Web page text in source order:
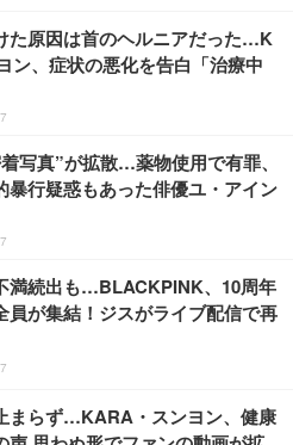
た原因は首のヘルニアだった…K
ン、症状の悪化を告白「治療中
写真”が拡散…薬物使用で有罪、
暴行疑惑もあった俳優ユ・アイン
満続出も…BLACKPINK、10周年
員が集結！ジスがライブ配信で再
まらず…KARA・スンヨン、健康